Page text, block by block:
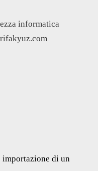
informatica
importazione di un